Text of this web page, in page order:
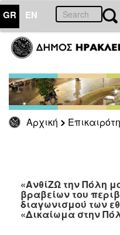
GR EN
Αρχική
ΕΠΙΚΑΙΡΟΤΗΤΑ
Παρατάξεις
Αρχείο
ΕΠΙΣΚΕΠΤΗΣ
ΗΡΑΚΛΕΙΟ
«ΑνθίΖΩ την Πόλη
βραβείων του
διαγωνισμού των
«Δικαίωμα στην